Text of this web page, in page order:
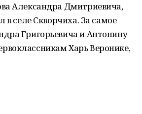
Александра Дмитриевича,
селе Скворчиха. За самое
Григорьевича и Антонину
Харь Веронике,